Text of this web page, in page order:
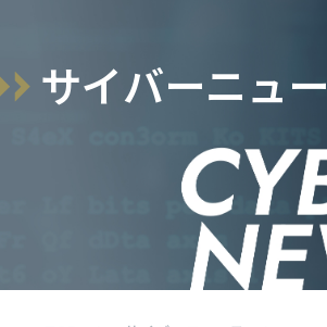
サイバーニュー